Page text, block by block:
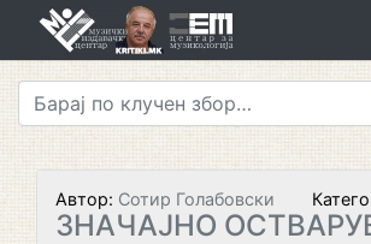
Автор: Сотир Голабовски
ЗНАЧАЈНО